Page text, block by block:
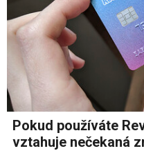
Pokud používáte
vztahuje nečekaná